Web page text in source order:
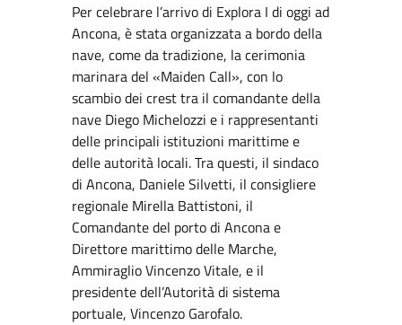
Per celebrare l’arrivo di Explora I di oggi ad
Ancona, è stata organizzata a bordo della
nave, come da tradizione, la cerimonia
marinara del «Maiden Call», con lo
scambio dei crest tra il comandante della
nave Diego Michelozzi e i rappresentanti
delle principali istituzioni marittime e
delle autorità locali. Tra questi, il sindaco
di Ancona, Daniele Silvetti, il consigliere
regionale Mirella Battistoni, il
Comandante del porto di Ancona e
Direttore marittimo delle Marche,
Ammiraglio Vincenzo Vitale, e il
presidente dell’Autorità di sistema
portuale, Vincenzo Garofalo.